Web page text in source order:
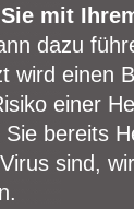
mit
dazu
wird einen
einer
bereits
sind,